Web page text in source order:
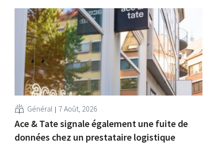
Général 7 Août, 2026
Ace & Tate signale également une fuite de
données chez un prestataire logistique